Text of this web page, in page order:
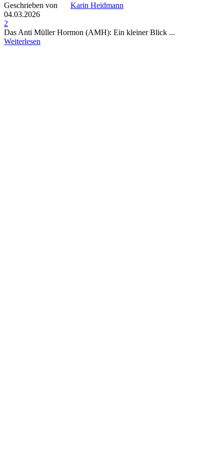
Geschrieben von
Karin Heidmann
04.03.2026
2
Das Anti Müller Hormon (AMH): Ein kleiner Blick ...
Weiterlesen